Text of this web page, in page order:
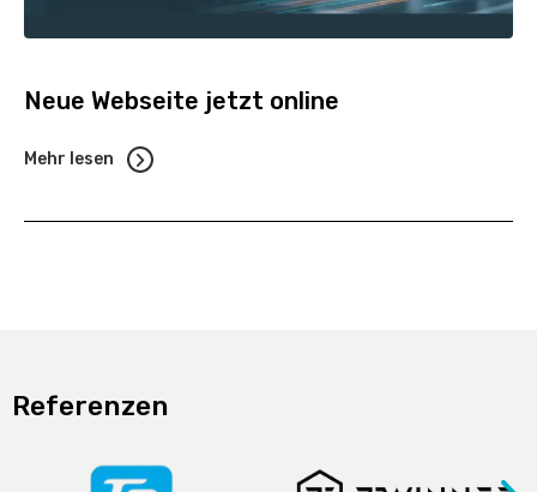
Neue Webseite jetzt online
Mehr lesen
Referenzen